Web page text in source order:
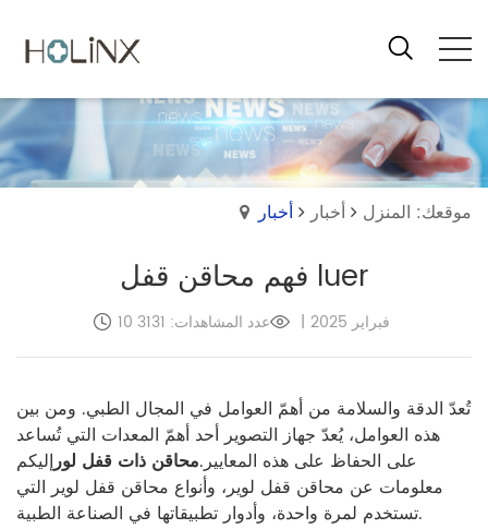
موقعك: المنزل أخبار أخبار
فهم محاقن قفل luer
10 فبراير 2025 | عدد المشاهدات: 3131
تُعدّ الدقة والسلامة من أهمّ العوامل في المجال الطبي. ومن بين
هذه العوامل، يُعدّ جهاز التصوير أحد أهمّ المعدات التي تُساعد
على الحفاظ على هذه المعايير.محاقن ذات قفل لورإليكم
معلومات عن محاقن قفل لوير، وأنواع محاقن قفل لوير التي
تستخدم لمرة واحدة، وأدوار تطبيقاتها في الصناعة الطبية.